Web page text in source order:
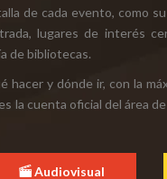
de cada evento, como
lugares de interés
de bibliotecas.
y dónde ir, con la
la cuenta oficial del área
Audiovisual